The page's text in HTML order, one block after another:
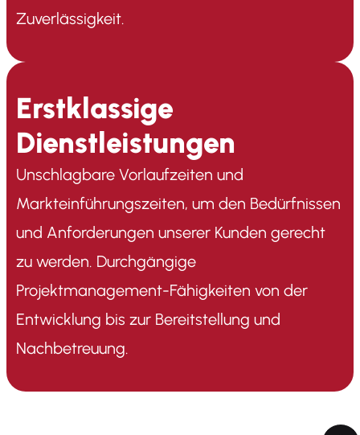
Zuverlässigkeit.
Erstklassige
Dienstleistungen
Unschlagbare Vorlaufzeiten und
Markteinführungszeiten, um den Bedürfnissen
und Anforderungen unserer Kunden gerecht
zu werden. Durchgängige
Projektmanagement-Fähigkeiten von der
Entwicklung bis zur Bereitstellung und
Nachbetreuung.